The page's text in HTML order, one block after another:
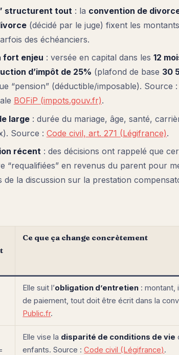
structurent tout: la convention de
(décidé par le juge) fixent les
des échéanciers.
fort enjeu : versée en capital dans les 12
d’impôt de 25% (plafond de base 30
“pension” (déductible/imposable). Source :
BOFiP (impots.gouv.fr).
large: durée du mariage, âge, santé,
Source : Code civil, art. 271 (Légifrance).
récent : des décisions ont rappelé que
“requalifiées” en revenus du parent pour
de la discussion sur la prestation
Ce que ça change concrètement
Elle suit l’obligation d’entretien : montant,
de paiement, tout doit être écrit dans la
Public.fr.
Elle vise la disparité de conditions de vie
enfants. Source :Code civil (Légifrance).